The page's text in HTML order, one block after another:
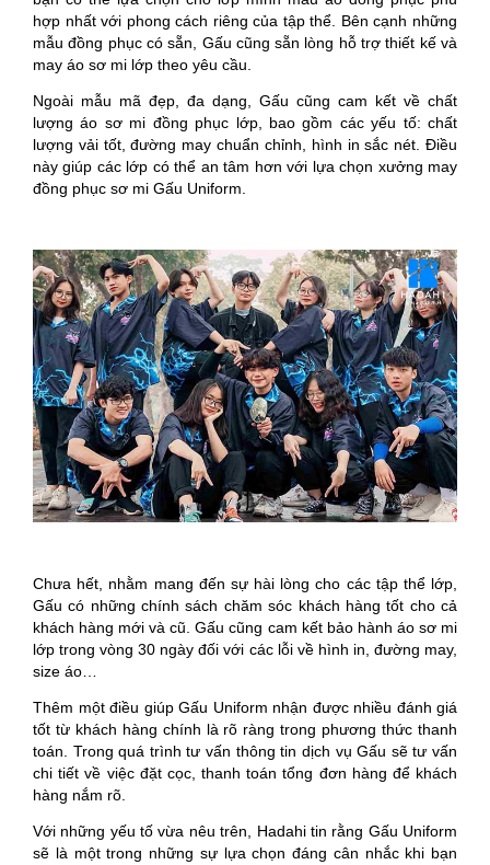
hợp nhất với phong cách riêng của tập thể. Bên cạnh những
mẫu đồng phục có sẵn, Gấu cũng sẵn lòng hỗ trợ thiết kế và
may áo sơ mi lớp theo yêu cầu.
Ngoài mẫu mã đẹp, đa dạng, Gấu cũng cam kết về chất
lượng áo sơ mi đồng phục lớp, bao gồm các yếu tố: chất
lượng vải tốt, đường may chuẩn chỉnh, hình in sắc nét. Điều
này giúp các lớp có thể an tâm hơn với lựa chọn xưởng may
đồng phục sơ mi Gấu Uniform.
Chưa hết, nhằm mang đến sự hài lòng cho các tập thể lớp,
Gấu có những chính sách chăm sóc khách hàng tốt cho cả
khách hàng mới và cũ. Gấu cũng cam kết bảo hành áo sơ mi
lớp trong vòng 30 ngày đối với các lỗi về hình in, đường may,
size áo…
Thêm một điều giúp Gấu Uniform nhận được nhiều đánh giá
tốt từ khách hàng chính là rõ ràng trong phương thức thanh
toán. Trong quá trình tư vấn thông tin dịch vụ Gấu sẽ tư vấn
chi tiết về việc đặt cọc, thanh toán tổng đơn hàng để khách
hàng nắm rõ.
Với những yếu tố vừa nêu trên, Hadahi tin rằng Gấu Uniform
sẽ là một trong những sự lựa chọn đáng cân nhắc khi bạn